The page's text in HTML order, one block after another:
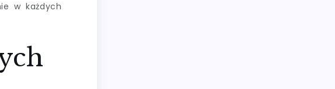
w każdych